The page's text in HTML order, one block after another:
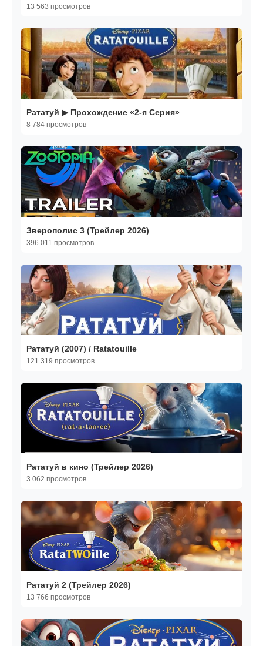
13 563 просмотров
Рататуй ▶ Прохождение «2-я Серия»
8 784 просмотров
Зверополис 3 (Трейлер 2026)
396 011 просмотров
Рататуй (2007) / Ratatouille
121 319 просмотров
Рататуй в кино (Трейлер 2026)
3 062 просмотров
Рататуй 2 (Трейлер 2026)
13 766 просмотров